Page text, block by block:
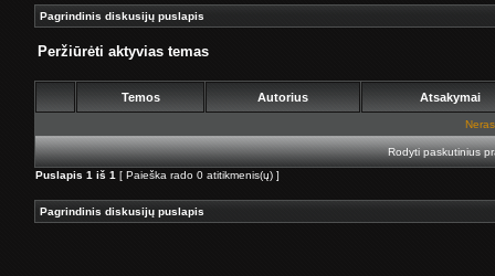
Pagrindinis diskusijų puslapis
Peržiūrėti aktyvias temas
Temos Autorius Atsakymai
Rodyti paskutinius
Puslapis 1 iš 1 [ Paieška rado 0 atitikmenis(ų) ]
Pagrindinis diskusijų puslapis